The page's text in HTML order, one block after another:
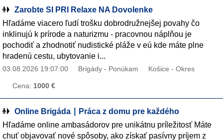
Zarobte SI PRI Relaxe NA Dovolenke
Hľadáme viacero ľudí trošku dobrodružnejšej povahy čo
inklinujú k prírode a naturizmu - pracovnou náplňou je
pochodiť a zhodnotiť nudistické pláže v eú kde máte plne
hradenú cestu, ubytovanie i...
03.08.2026 19:07:00 Brigády - Ponúkam Košice - Okres
Cena: 1000 €
Online Brigáda ∣ Práca z domu pre každého
Hľadáme online ambasádorov pre unikátnu príležitosť Máte
chuť objavovať nové spôsoby, ako získať pasívny príjem z